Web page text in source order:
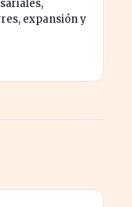
expansión y